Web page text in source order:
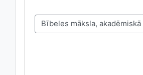
Kursu kategorijas